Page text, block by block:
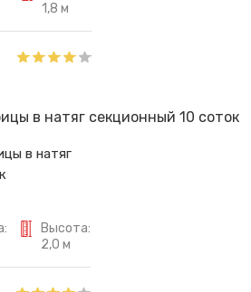
1,8 м
в натяг
Высота:
2,0 м